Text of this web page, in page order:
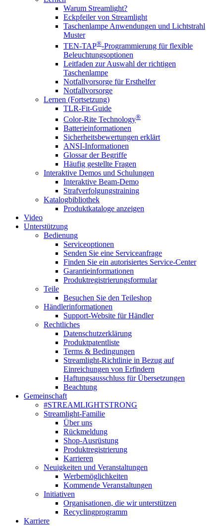
Warum Streamlight?
Eckpfeiler von Streamlight
Taschenlampe Anwendungen und Lichtstrahl
Muster
TEN-TAP®-Programmierung für flexible
Beleuchtungsoptionen
Leitfaden zur Auswahl der richtigen
Taschenlampe
Notfallvorsorge für Ersthelfer
Notfallvorsorge
Lernen (Fortsetzung)
TLR-Fit-Guide
Color-Rite Technology®
Batterieinformationen
Sicherheitsbewertungen erklärt
ANSI-Informationen
Glossar der Begriffe
Häufig gestellte Fragen
Interaktive Demos und Schulungen
Interaktive Beam-Demo
Strafverfolgungstraining
Katalogbibliothek
Produktkataloge anzeigen
Video
Unterstützung
Bedienung
Serviceoptionen
Senden Sie eine Serviceanfrage
Finden Sie ein autorisiertes Service-Center
Garantieinformationen
Produktregistrierungsformular
Teile
Besuchen Sie den Teileshop
Händlerinformationen
Support-Website für Händler
Rechtliches
Datenschutzerklärung
Produktpatentliste
Terms & Bedingungen
Streamlight-Richtlinie in Bezug auf
Einreichungen von Erfindern
Haftungsausschluss für Übersetzungen
Beachtung
Gemeinschaft
#STREAMLIGHTSTRONG
Streamlight-Familie
Über uns
Rückmeldung
Shop-Ausrüstung
Produktregistrierung
Karrieren
Neuigkeiten und Veranstaltungen
Werbemöglichkeiten
Kommende Veranstaltungen
Initiativen
Organisationen, die wir unterstützen
Recyclingprogramm
Karriere